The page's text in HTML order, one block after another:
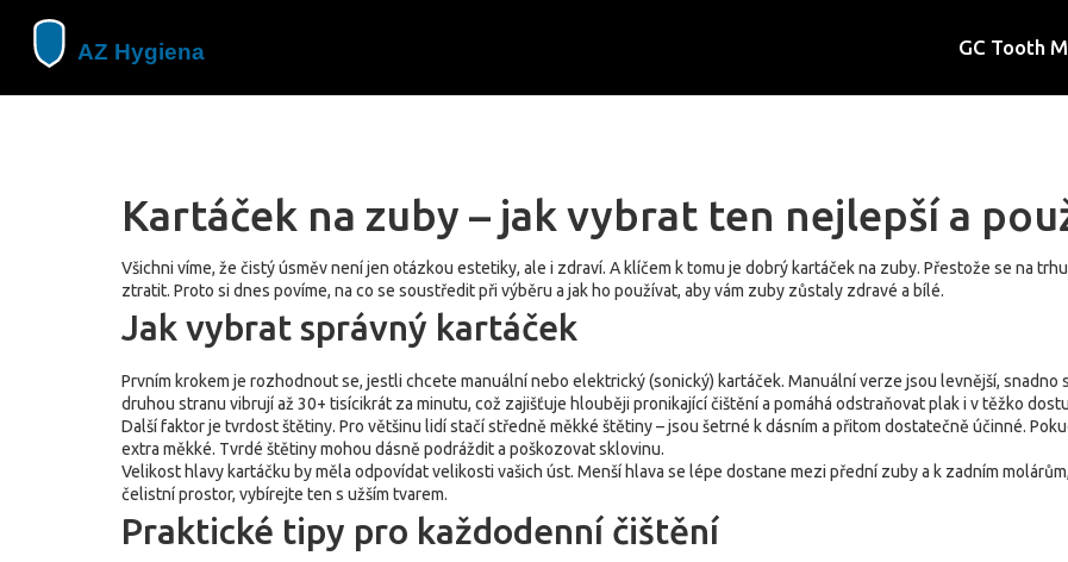
GC Tooth
Kartáček na zuby – jak vybrat ten nejlepší a
Všichni víme, že čistý úsměv není jen otázkou estetiky, ale i zdraví. A klíčem k tomu je dobrý kartáček na zuby. Přestože se na
ztratit. Proto si dnes povíme, na co se soustředit při výběru a jak ho používat, aby vám zuby zůstaly zdravé a bílé.
Jak vybrat správný kartáček
Prvním krokem je rozhodnout se, jestli chcete manuální nebo elektrický (sonický) kartáček. Manuální verze jsou levnější, snadno
druhou stranu vibrují až 30+ tisícikrát za minutu, což zajišťuje hlouběji pronikající čištění a pomáhá odstraňovat plak i v těžko
Další faktor je tvrdost štětiny. Pro většinu lidí stačí středně měkké štětiny – jsou šetrné k dásním a přitom dostatečně účinné.
extra měkké. Tvrdé štětiny mohou dásně podráždit a poškozovat sklovinu.
Velikost hlavy kartáčku by měla odpovídat velikosti vašich úst. Menší hlava se lépe dostane mezi přední zuby a k zadním
čelistní prostor, vybírejte ten s užším tvarem.
Praktické tipy pro každodenní čištění